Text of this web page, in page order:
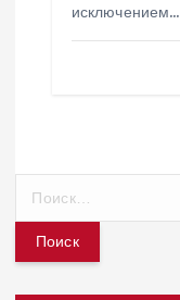
исключением…
т